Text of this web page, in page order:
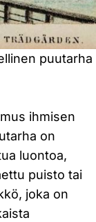
puutarha
ihmisen
on
luontoa,
puisto tai
joka on